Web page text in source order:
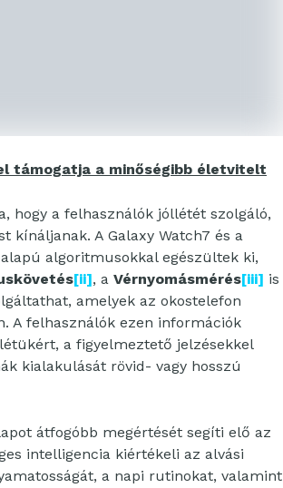
támogatja a minőségibb életvitelt
hogy a felhasználók jóllétét szolgáló,
kínáljanak. A Galaxy Watch7 és a
algoritmusokkal egészültek ki,
[ii], a Vérnyomásmérés[iii] is
amelyek az okostelefon
A felhasználók ezen információk
a figyelmeztető jelzésekkel
kialakulását rövid- vagy hosszú
átfogóbb megértését segíti elő az
intelligencia kiértékeli az alvási
a napi rutinokat, valamint